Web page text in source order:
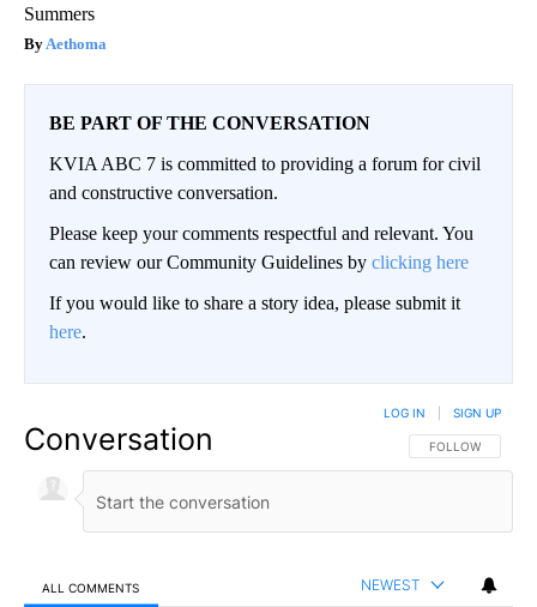
Summers
Aethoma
BE PART OF THE CONVERSATION
KVIA ABC 7 is committed to providing a forum for civil
and constructive conversation.
Please keep your comments respectful and relevant. You
can review our Community Guidelines by clicking here
If you would like to share a story idea, please submit it
here.
Conversation FOLLOW THIS
FOLLOW
LOG IN SIGN UP
ALL COMMENTS NEWEST